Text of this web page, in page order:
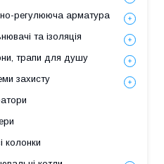
регулююча арматура
та ізоляція
трапи для душу
захисту
колонки